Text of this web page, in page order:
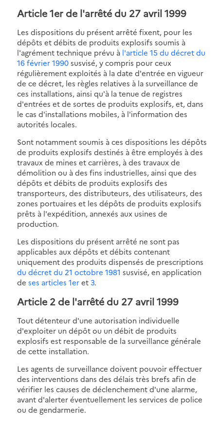
Article 1er de l'arrêté du 27 avril 1999
Les dispositions du présent arrêté fixent, pour les
dépôts et débits de produits explosifs soumis à
l'agrément technique prévu à l'article 15 du décret du
16 février 1990susvisé, y compris pour ceux
régulièrement exploités à la date d'entrée en vigueur
de ce décret, les règles relatives à la surveillance de
ces installations, ainsi qu'à la tenue de registres
d'entrées et de sortes de produits explosifs, et, dans
le cas d'installations mobiles, à l'information des
autorités locales.
Sont notamment soumis à ces dispositions les dépôts
de produits explosifs destinés à être employés à des
travaux de mines et carrières, à des travaux de
démolition ou à des fins industrielles, ainsi que des
dépôts et débits de produits explosifs des
transporteurs, des distributeurs, des utilisateurs, des
zones portuaires et les dépôts de produits explosifs
prêts à l'expédition, annexés aux usines de
production.
Les dispositions du présent arrêté ne sont pas
applicables aux dépôts et débits contenant
uniquement des produits dispensés de prescriptions
du décret du 21 octobre 1981 susvisé, en application
de ses articles 1eret 3.
Article 2 de l'arrêté du 27 avril 1999
Tout détenteur d'une autorisation individuelle
d'exploiter un dépôt ou un débit de produits
explosifs est responsable de la surveillance générale
de cette installation.
Les agents de surveillance doivent pouvoir effectuer
des interventions dans des délais très brefs afin de
vérifier les causes de déclenchement d'une alarme,
avant d'alerter éventuellement les services de police
ou de gendarmerie.